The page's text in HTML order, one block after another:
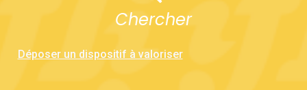
Chercher
Déposer un dispositif à valoriser